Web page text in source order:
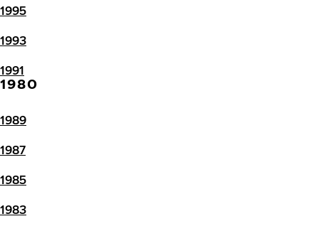
1995
1993
1991
1980
1989
1987
1985
1983